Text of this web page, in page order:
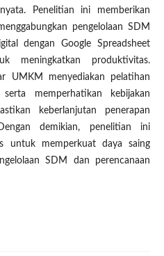
Penelitian ini memberikan
pengelolaan SDM
dengan Google Spreadsheet
meningkatkan produktivitas.
UMKM menyediakan pelatihan
memperhatikan kebijakan
keberlanjutan penerapan
demikian, penelitian ini
untuk memperkuat daya saing
SDM dan perencanaan